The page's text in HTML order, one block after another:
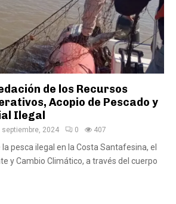
de los Recursos
Acopio de Pescado y
Ilegal
septiembre, 2024 0 407
pesca ilegal en la Costa Santafesina, el
y Cambio Climático, a través del cuerpo